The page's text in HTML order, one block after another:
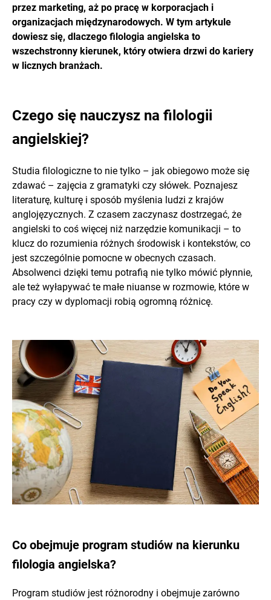
przez marketing, aż po pracę w korporacjach i
organizacjach międzynarodowych. W tym artykule
dowiesz się, dlaczego filologia angielska to
wszechstronny kierunek, który otwiera drzwi do kariery
w licznych branżach.
Czego się nauczysz na filologii
angielskiej?
Studia filologiczne to nie tylko – jak obiegowo może się
zdawać – zajęcia z gramatyki czy słówek. Poznajesz
literaturę, kulturę i sposób myślenia ludzi z krajów
anglojęzycznych. Z czasem zaczynasz dostrzegać, że
angielski to coś więcej niż narzędzie komunikacji – to
klucz do rozumienia różnych środowisk i kontekstów, co
jest szczególnie pomocne w obecnych czasach.
Absolwenci dzięki temu potrafią nie tylko mówić płynnie,
ale też wyłapywać te małe niuanse w rozmowie, które w
pracy czy w dyplomacji robią ogromną różnicę.
Co obejmuje program studiów na kierunku
filologia angielska?
Program studiów jest różnorodny i obejmuje zarówno